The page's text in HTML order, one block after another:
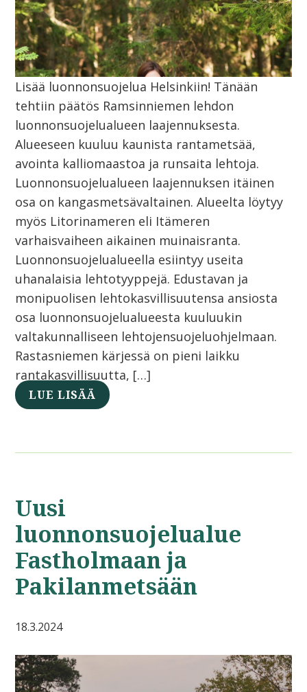
Lisää luonnonsuojelua Helsinkiin! Tänään
tehtiin päätös Ramsinniemen lehdon
luonnonsuojelualueen laajennuksesta.
Alueeseen kuuluu kaunista rantametsää,
avointa kalliomaastoa ja runsaita lehtoja.
Luonnonsuojelualueen laajennuksen itäinen
osa on kangasmetsävaltainen. Alueelta löytyy
myös Litorinameren eli Itämeren
varhaisvaiheen aikainen muinaisranta.
Luonnonsuojelualueella esiintyy useita
uhanalaisia lehtotyyppejä. Edustavan ja
monipuolisen lehtokasvillisuutensa ansiosta
osa luonnonsuojelualueesta kuuluukin
valtakunnalliseen lehtojensuojeluohjelmaan.
Rastasniemen kärjessä on pieni laikku
rantakasvillisuutta, […]
LUE LISÄÄ
Uusi
luonnonsuojelualue
Fastholmaan ja
Pakilanmetsään
18.3.2024